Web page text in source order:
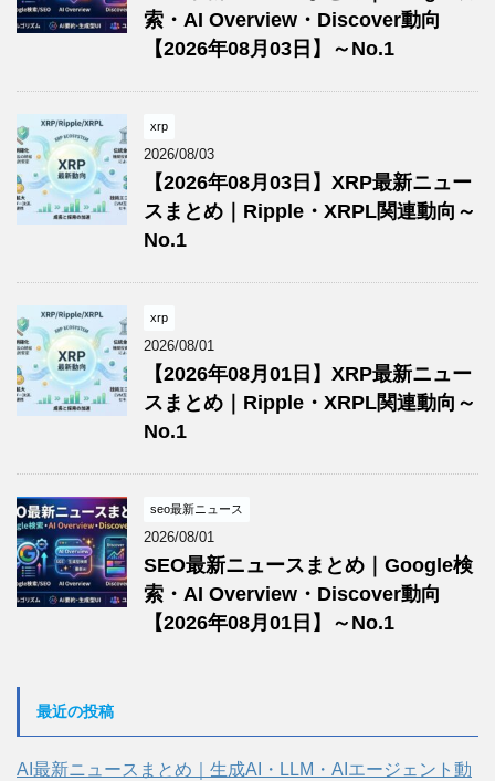
索・AI Overview・Discover動向
【2026年08月03日】～No.1
xrp
2026/08/03
【2026年08月03日】XRP最新ニュー
スまとめ｜Ripple・XRPL関連動向～
No.1
xrp
2026/08/01
【2026年08月01日】XRP最新ニュー
スまとめ｜Ripple・XRPL関連動向～
No.1
seo最新ニュース
2026/08/01
SEO最新ニュースまとめ｜Google検
索・AI Overview・Discover動向
【2026年08月01日】～No.1
最近の投稿
AI最新ニュースまとめ｜生成AI・LLM・AIエージェント動